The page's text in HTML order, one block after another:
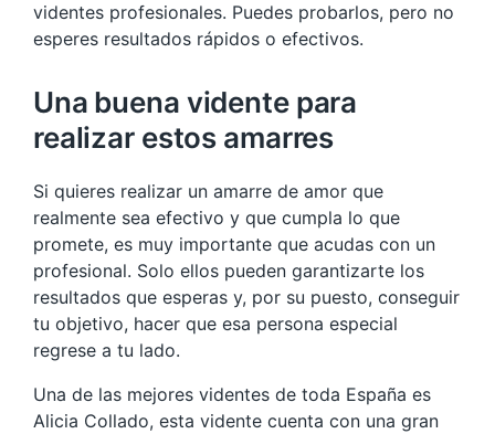
videntes profesionales. Puedes probarlos, pero no
esperes resultados rápidos o efectivos.
Una buena vidente para
realizar estos amarres
Si quieres realizar un amarre de amor que
realmente sea efectivo y que cumpla lo que
promete, es muy importante que acudas con un
profesional. Solo ellos pueden garantizarte los
resultados que esperas y, por su puesto, conseguir
tu objetivo, hacer que esa persona especial
regrese a tu lado.
Una de las mejores videntes de toda España es
Alicia Collado, esta vidente cuenta con una gran